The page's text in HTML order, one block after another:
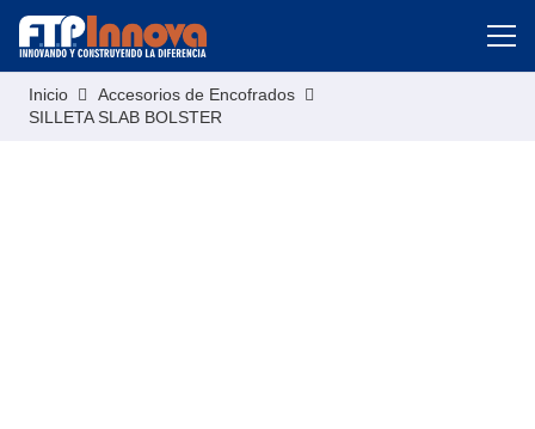
Inicio
Accesorios de Encofrados
SILLETA SLAB BOLSTER